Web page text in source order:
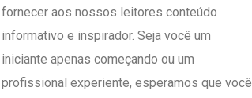
fornecer aos nossos leitores conteúdo
informativo e inspirador. Seja você um
iniciante apenas começando ou um
profissional experiente, esperamos que você